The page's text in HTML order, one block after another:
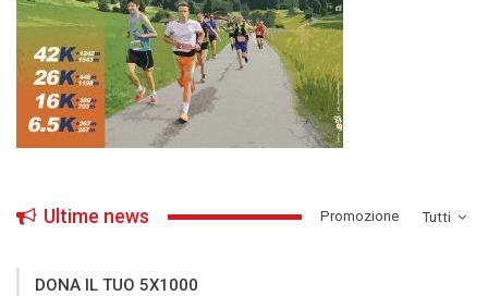
Tutti
Ultime news ­Promozione
DONA IL TUO 5X1000